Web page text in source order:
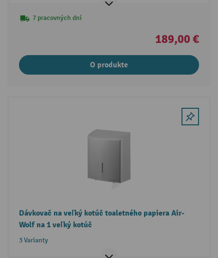
7 pracovných dní
189,00 €
O produkte
Dávkovač na veľký kotúč toaletného papiera Air-
Wolf na 1 veľký kotúč
3 Varianty